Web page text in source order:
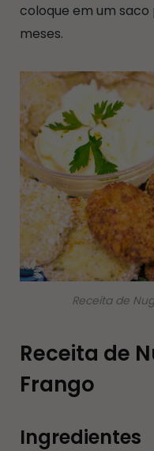
coloque em um saco
meses.
Receita de
Receita de
Frango
Ingredientes